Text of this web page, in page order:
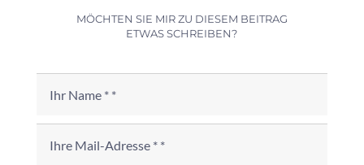
MÖCHTEN SIE MIR ZU DIESEM BEITRAG
ETWAS SCHREIBEN?